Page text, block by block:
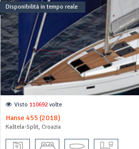
Disponibilità in tempo reale
Visto 110692 volte
Hanse 455 (2018)
Kaštela-Split, Croazia